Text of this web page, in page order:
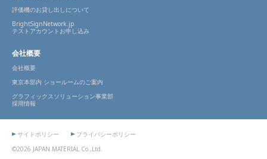
評価機のお貸し出しについて
BrightSignNetwork.jp
テストアカウントお申し込み
会社概要
会社概要
東京本部内 ショールームのご案内
グラフィックスソリューション事業部
採用情報
©2026 JAPAN MATERIAL Co.,Ltd.
サイトポリシー プライバシーポリシー